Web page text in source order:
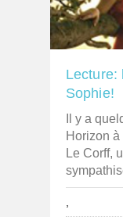
Lecture:
Sophie!
Il y a
Horizon
Le Corff,